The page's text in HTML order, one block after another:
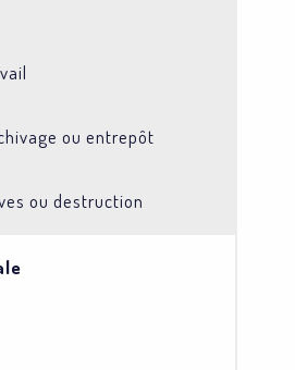
ou entrepôt
ou destruction